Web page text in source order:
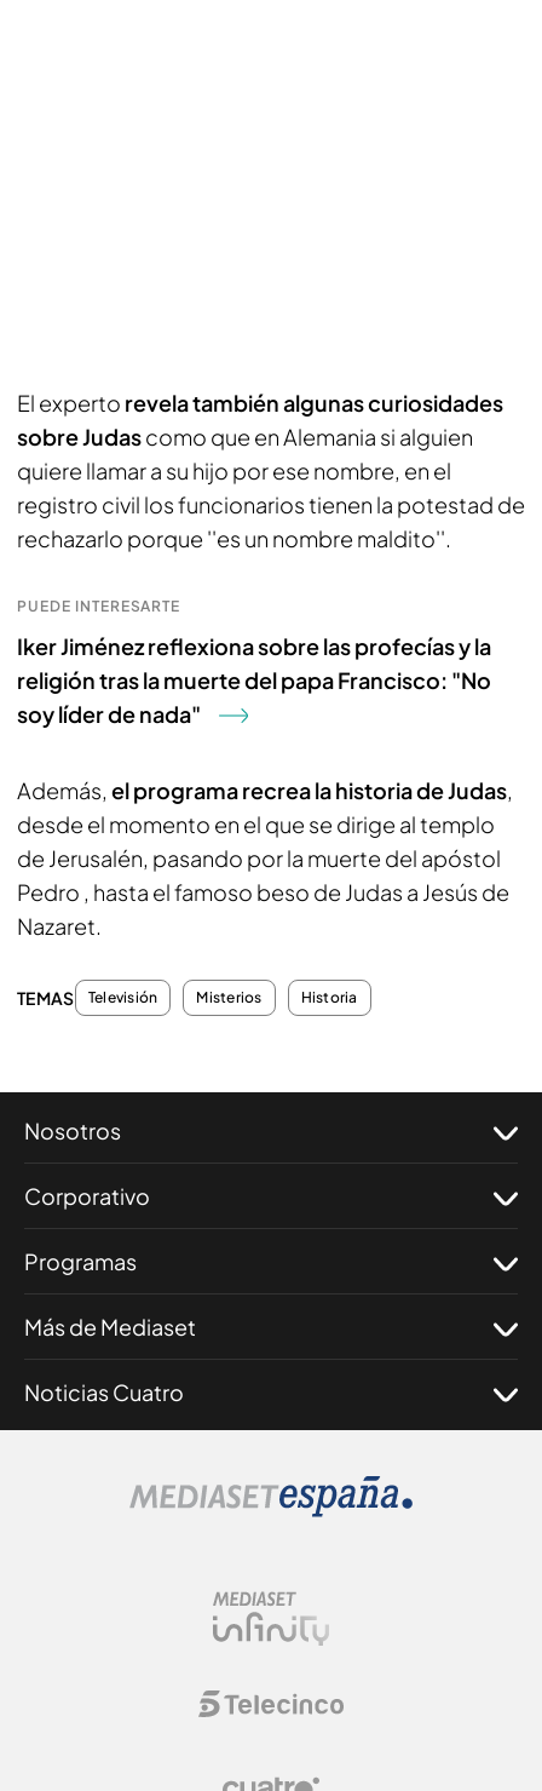
El experto revela también algunas curiosidades
sobre Judascomo que en Alemania si alguien
quiere llamar a su hijo por ese nombre, en el
registro civil los funcionarios tienen la potestad de
rechazarlo porque ''es un nombre maldito''.
PUEDE INTERESARTE
Iker Jiménez reflexiona sobre las profecías y la
religión tras la muerte del papa Francisco: "No
soy líder de nada"
Además, el programa recrea la historia de Judas,
desde el momento en el que se dirige al templo
de Jerusalén, pasando por la muerte del apóstol
Pedro , hasta el famoso beso de Judas a Jesús de
Nazaret.
TEMAS Televisión Misterios Historia
Nosotros
Corporativo
Programas
Más de Mediaset
Noticias Cuatro